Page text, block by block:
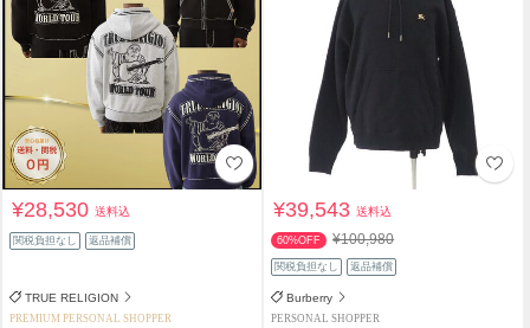
¥28,530送料込
関税負担なし 返品補償
TRUE RELIGION
PREMIUM PERSONAL SHOPPER
¥39,543送料込
60%OFF ¥100,980
関税負担なし 返品補償
Burberry
PERSONAL SHOPPER